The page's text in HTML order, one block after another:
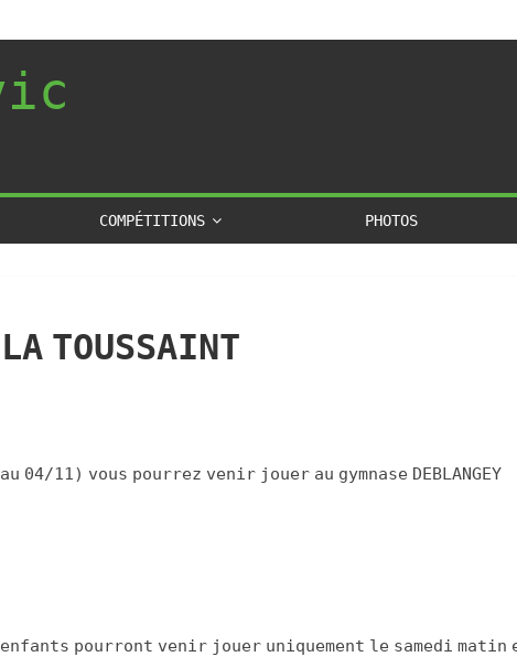
COMPÉTITIONS PHOTOS
LA TOUSSAINT
04/11) vous pourrez venir jouer au gymnase DEBLANGEY
pourront venir jouer uniquement le samedi